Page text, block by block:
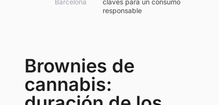
responsable
Brownies de
cannabis: